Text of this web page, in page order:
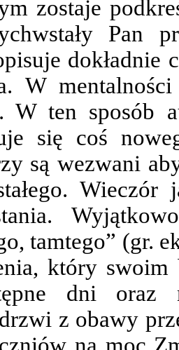
zostaje
Pan
dokładnie
W
W ten sposób
się coś
są wezwani
tamtego” (gr.
który swoim
dni oraz
z obawy